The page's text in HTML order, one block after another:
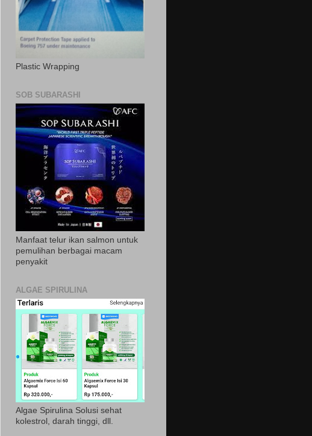
Plastic Wrapping
SOB SUBARASHI
Manfaat telur ikan salmon untuk
pemulihan berbagai macam
penyakit
ALGAE SPIRULINA
Algae Spirulina Solusi sehat
kolestrol, darah tinggi, dll.